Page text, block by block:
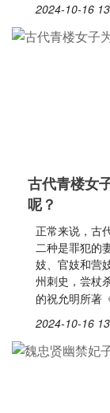
2024-10-16
古代青楼女
呢？
正常来说，古
二种是罪犯的
妓、官妓和营
州刺史，尝杖
的祝允明所著
2024-10-16